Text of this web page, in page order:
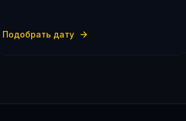
Подобрать дату